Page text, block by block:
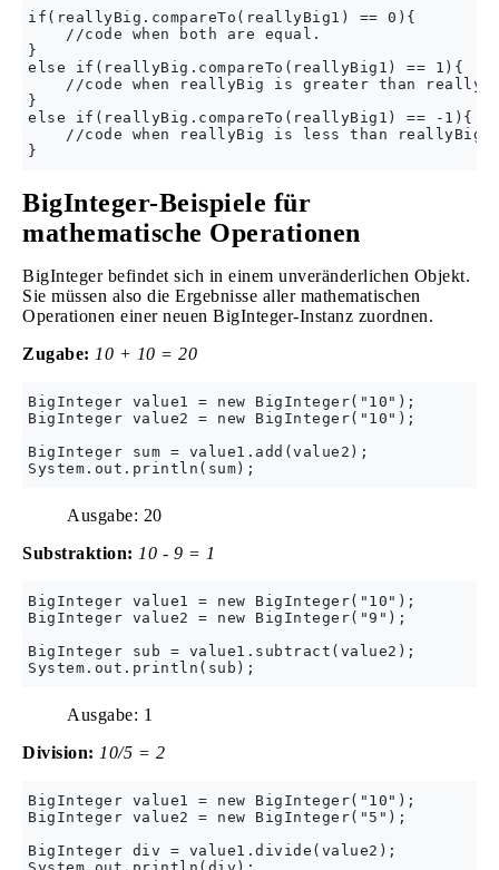
if(reallyBig.compareTo(reallyBig1) == 0){
    //code when both are equal.
}
else if(reallyBig.compareTo(reallyBig1) == 1){
//code when reallyBig is greater than
}
else if(reallyBig.compareTo(reallyBig1) == -1){
//code when reallyBig is less than
BigInteger-Beispiele für
mathematische Operationen
BigInteger befindet sich in einem unveränderlichen Objekt.
Sie müssen also die Ergebnisse aller mathematischen
Operationen einer neuen BigInteger-Instanz zuordnen.
Zugabe: 10 + 10 = 20
BigInteger value1 = new BigInteger("10");
BigInteger value2 = new BigInteger("10");
BigInteger sum = value1.add(value2);
Ausgabe: 20
Substraktion: 10 - 9 = 1
BigInteger value1 = new BigInteger("10");
BigInteger value2 = new BigInteger("9");
BigInteger sub = value1.subtract(value2);
Ausgabe: 1
Division: 10/5 = 2
BigInteger value1 = new BigInteger("10");
BigInteger value2 = new BigInteger("5");
BigInteger div = value1.divide(value2);